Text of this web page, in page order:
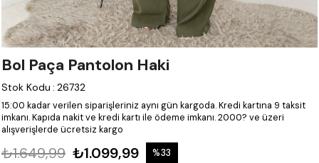
Bol Paça Pantolon Haki
Stok Kodu : 26732
15:00 kadar verilen siparişleriniz aynı gün kargoda.Kredi kartına 9 taksit
imkanı.Kapıda nakit ve kredi kartı ile ödeme imkanı.2000? ve üzeri
alışverişlerde ücretsiz kargo
₺1.649,99 ₺1.099,99 %33